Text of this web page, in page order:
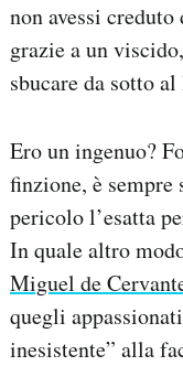
non avessi
grazie a un
sbucare da sotto
Ero un ingenuo?
finzione, è sempre
pericolo l’esatta
In quale altro
Miguel de
quegli
inesistente” alla